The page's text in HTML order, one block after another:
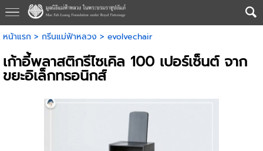
หน้าแรก > กรีนแม่ฟ้าหลวง > evolvechair
เก้าอี้พลาสติกรีไซเคิล 100 เปอร์เซ็นต์ จาก
ขยะอิเล็กทรอนิกส์